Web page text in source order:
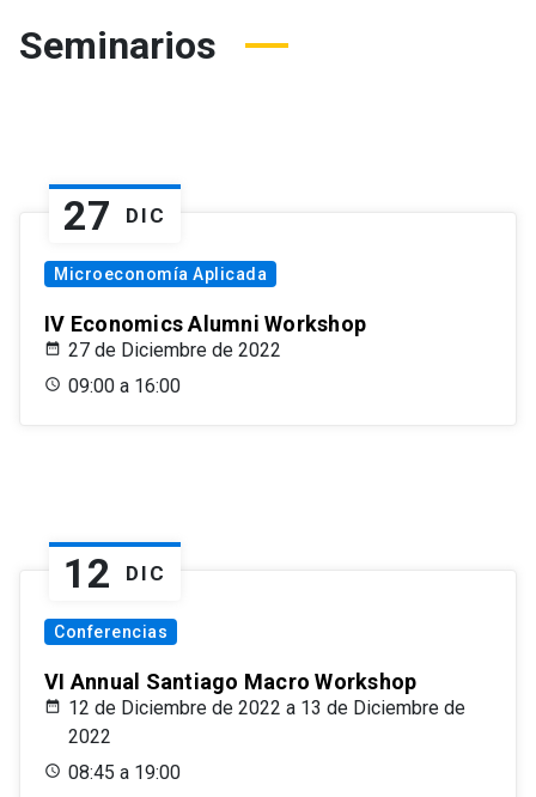
Seminarios
27 DIC
Microeconomía Aplicada
IV Economics Alumni Workshop
27 de Diciembre de 2022
09:00 a 16:00
12 DIC
Conferencias
VI Annual Santiago Macro Workshop
12 de Diciembre de 2022 a 13 de Diciembre de
2022
08:45 a 19:00